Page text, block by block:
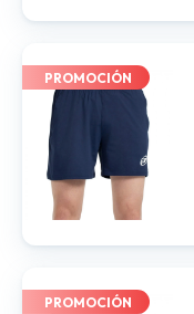
PROMOCIÓN
PROMOCIÓN